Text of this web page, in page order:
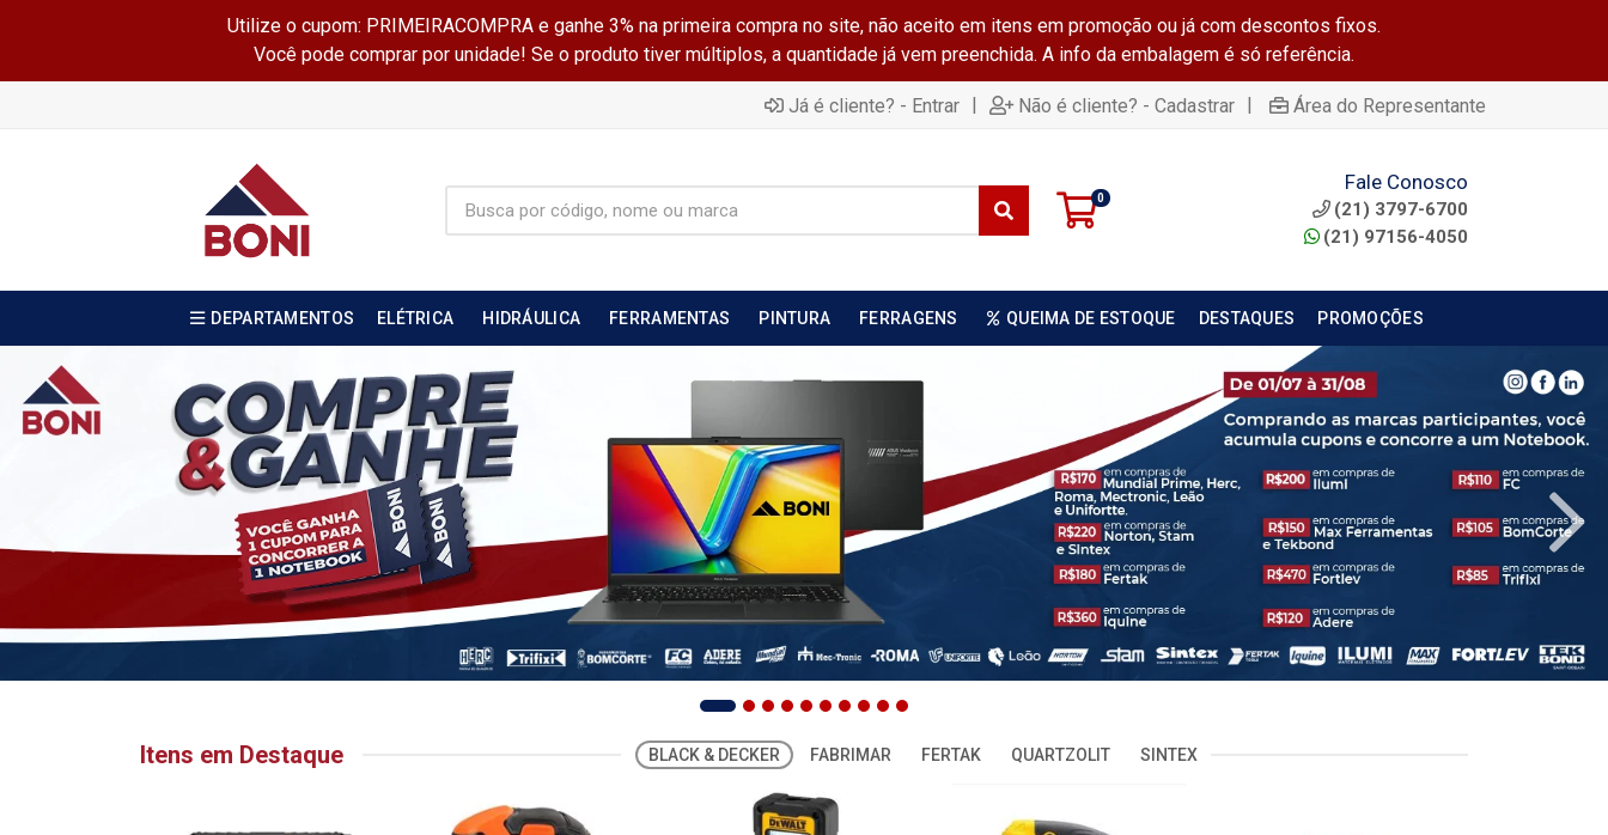
Utilize o cupom: PRIMEIRACOMPRA e ganhe 3% na primeira compra no site, não aceito em itens em promoção ou já com descontos fixos.
Você pode comprar por unidade! Se o produto tiver múltiplos, a quantidade já vem preenchida. A info da embalagem é só referência.
Já é cliente? - Entrar | Não é cliente? - Cadastrar | Área do Representante
0
Fale Conosco
(21) 3797-6700
(21) 97156-4050
DEPARTAMENTOS ELÉTRICA HIDRÁULICA FERRAMENTAS PINTURA FERRAGENS QUEIMA DE ESTOQUE DESTAQUES PROMOÇÕES
Itens em Destaque BLACK & DECKER FABRIMAR FERTAK QUARTZOLIT SINTEX